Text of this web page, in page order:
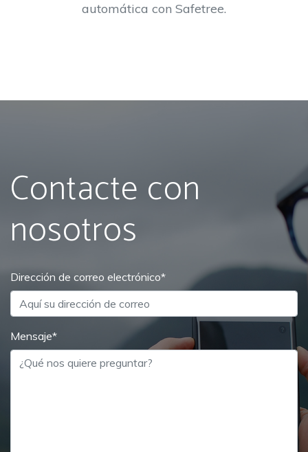
automática con Safetree.
Contacte con
nosotros
Dirección de correo electrónico*
Mensaje*